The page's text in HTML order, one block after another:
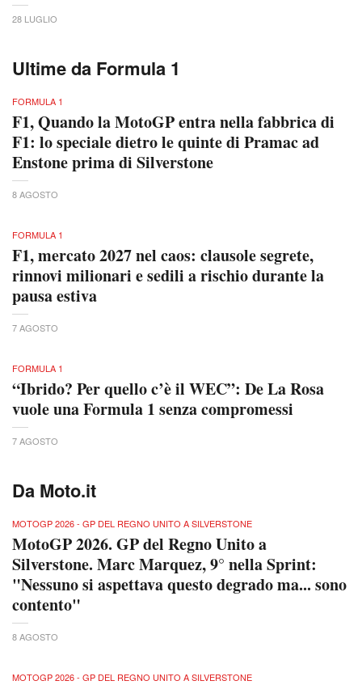
28 LUGLIO
Ultime da Formula 1
FORMULA 1
F1, Quando la MotoGP entra nella fabbrica di
F1: lo speciale dietro le quinte di Pramac ad
Enstone prima di Silverstone
8 AGOSTO
FORMULA 1
F1, mercato 2027 nel caos: clausole segrete,
rinnovi milionari e sedili a rischio durante la
pausa estiva
7 AGOSTO
FORMULA 1
“Ibrido? Per quello c’è il WEC”: De La Rosa
vuole una Formula 1 senza compromessi
7 AGOSTO
Da Moto.it
MOTOGP 2026 - GP DEL REGNO UNITO A SILVERSTONE
MotoGP 2026. GP del Regno Unito a
Silverstone. Marc Marquez, 9° nella Sprint:
"Nessuno si aspettava questo degrado ma... sono
contento"
8 AGOSTO
MOTOGP 2026 - GP DEL REGNO UNITO A SILVERSTONE